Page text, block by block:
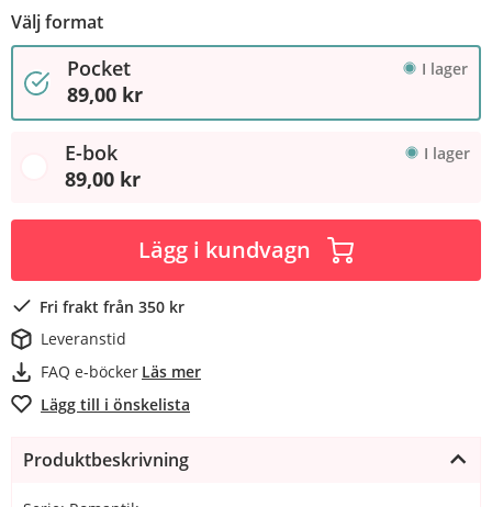
Välj format
Pocket I lager
89,00 kr
E-bok I lager
89,00 kr
Lägg i kundvagn
Fri frakt från 350 kr
Leveranstid
FAQ e-böcker Läs mer
Lägg till i önskelista
Produktbeskrivning